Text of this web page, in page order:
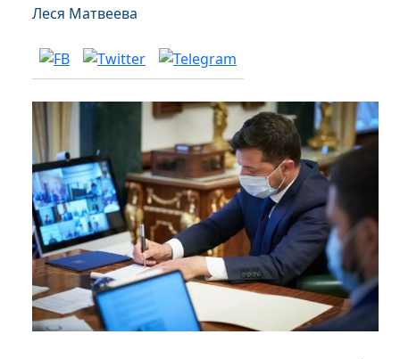
Леся Матвеева